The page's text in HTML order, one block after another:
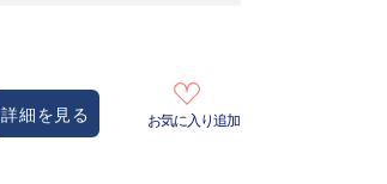
詳細を見る お気に入り追加